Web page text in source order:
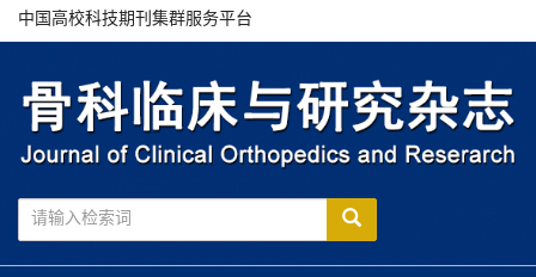
中国高校科技期刊集群服务平台